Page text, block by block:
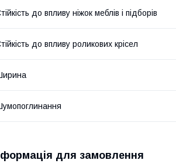
до впливу ніжок меблів і підборів
до впливу роликових крісел
для замовлення